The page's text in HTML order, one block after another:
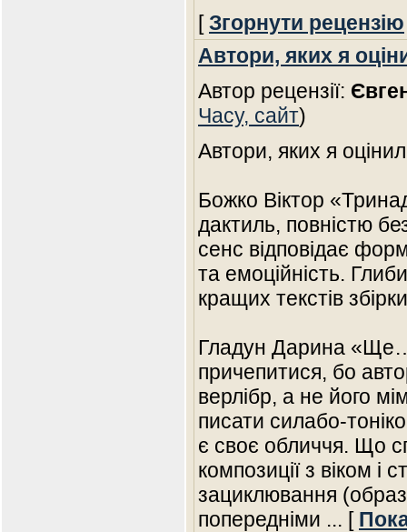
[Згорнути рецензію
Автори, яких я
Автор рецензії:
Часу, сайт)
Автори, яких я
Божко Віктор
дактиль, повністю
сенс відповідає
та емоційність.
кращих текстів
Гладун Дарина
причепитися, бо
верлібр, а не його
писати силабо-
є своє обличчя. Що
композиції з віком і
зациклювання
попередніми ... [